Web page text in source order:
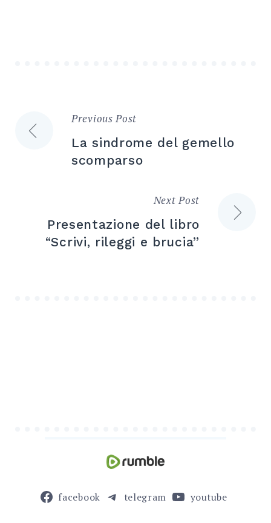
Navigazione
articoli
Previous Post
La sindrome del gemello
scomparso
Next Post
Presentazione del libro
“Scrivi, rileggi e brucia”
facebook telegram youtube